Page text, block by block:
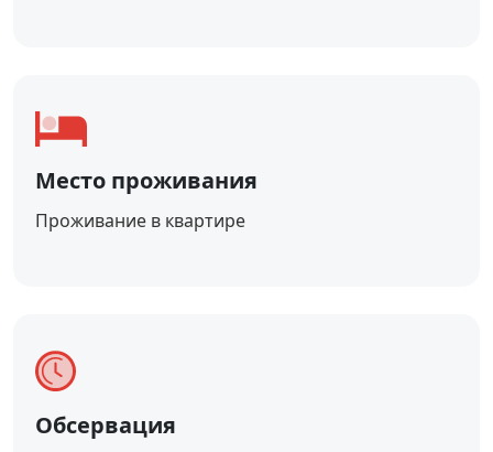
Место проживания
Проживание в квартире
Обсервация